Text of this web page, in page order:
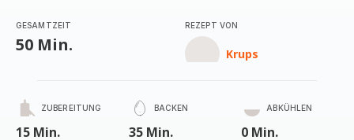
GESAMTZEIT
50 Min.
REZEPT VON
Krups
ZUBEREITUNG
15 Min.
BACKEN
35 Min.
ABKÜHLEN
0 Min.